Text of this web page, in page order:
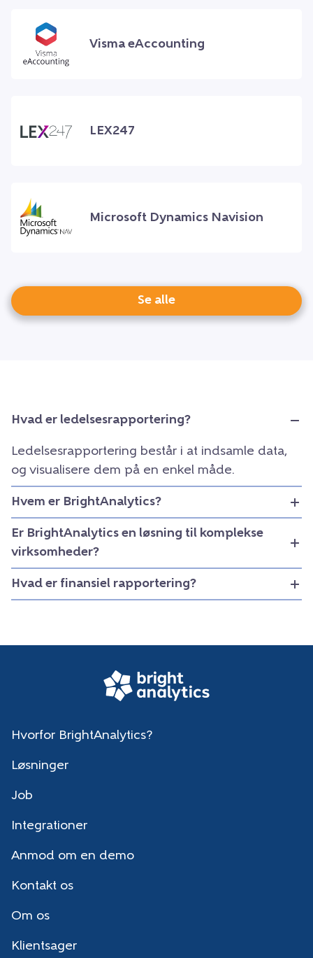
Visma eAccounting
LEX247
Microsoft Dynamics Navision
Se alle
Hvad er ledelsesrapportering?
Ledelsesrapportering består i at indsamle data,
og visualisere dem på en enkel måde.
Hvem er BrightAnalytics?
Er BrightAnalytics en løsning til komplekse
virksomheder?
Hvad er finansiel rapportering?
Hvorfor BrightAnalytics?
Løsninger
Job
Integrationer
Anmod om en demo
Kontakt os
Om os
Klientsager